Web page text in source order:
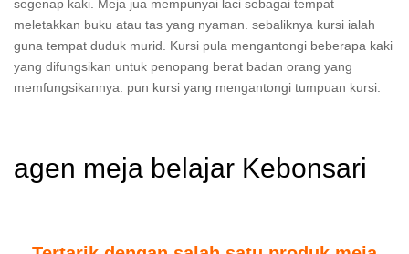
segenap kaki. Meja jua mempunyai laci sebagai tempat
meletakkan buku atau tas yang nyaman. sebaliknya kursi ialah
guna tempat duduk murid. Kursi pula mengantongi beberapa kaki
yang difungsikan untuk penopang berat badan orang yang
memfungsikannya. pun kursi yang mengantongi tumpuan kursi.
agen meja belajar Kebonsari